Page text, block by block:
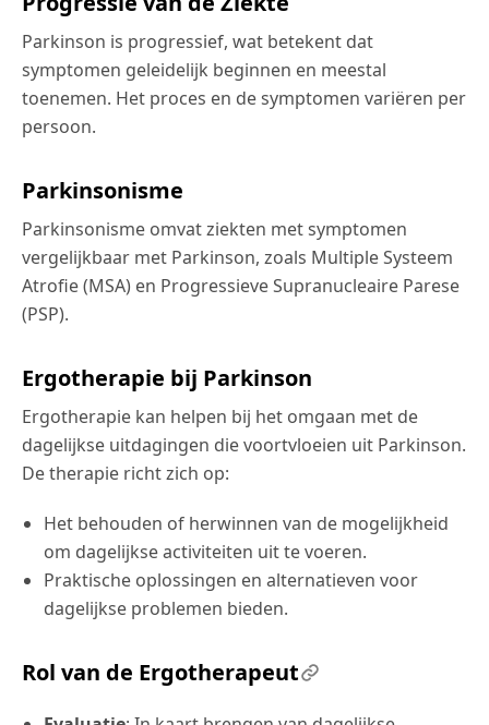
Parkinson is progressief, wat betekent dat
symptomen geleidelijk beginnen en meestal
toenemen. Het proces en de symptomen variëren per
persoon.
Parkinsonisme
Parkinsonisme omvat ziekten met symptomen
vergelijkbaar met Parkinson, zoals Multiple Systeem
Atrofie (MSA) en Progressieve Supranucleaire Parese
(PSP).
Ergotherapie bij Parkinson
Ergotherapie kan helpen bij het omgaan met de
dagelijkse uitdagingen die voortvloeien uit Parkinson.
De therapie richt zich op:
Het behouden of herwinnen van de mogelijkheid
om dagelijkse activiteiten uit te voeren.
Praktische oplossingen en alternatieven voor
dagelijkse problemen bieden.
Rol van de Ergotherapeut